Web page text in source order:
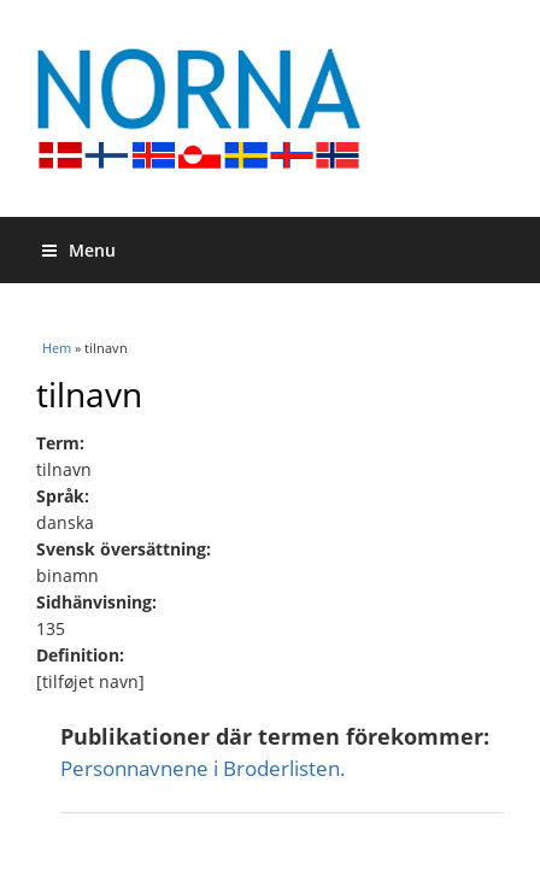
Menu
Du är här
Hem » tilnavn
tilnavn
Term:
tilnavn
Språk:
danska
Svensk översättning:
binamn
Sidhänvisning:
135
Definition:
[tilføjet navn]
Publikationer där termen förekommer:
Personnavnene i Broderlisten.